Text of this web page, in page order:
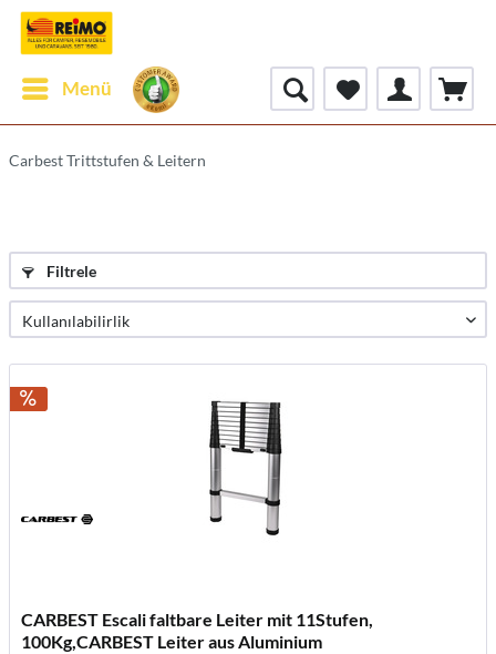
Menü
Carbest Trittstufen & Leitern
Filtrele
CARBEST Escali faltbare Leiter mit 11Stufen,
100Kg,CARBEST Leiter aus Aluminium